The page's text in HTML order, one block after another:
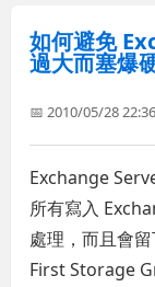
如何避免
過大而塞爆
📅 2010/05/28 22:36
Exchange
所有寫入
處理，而且會
First Storage